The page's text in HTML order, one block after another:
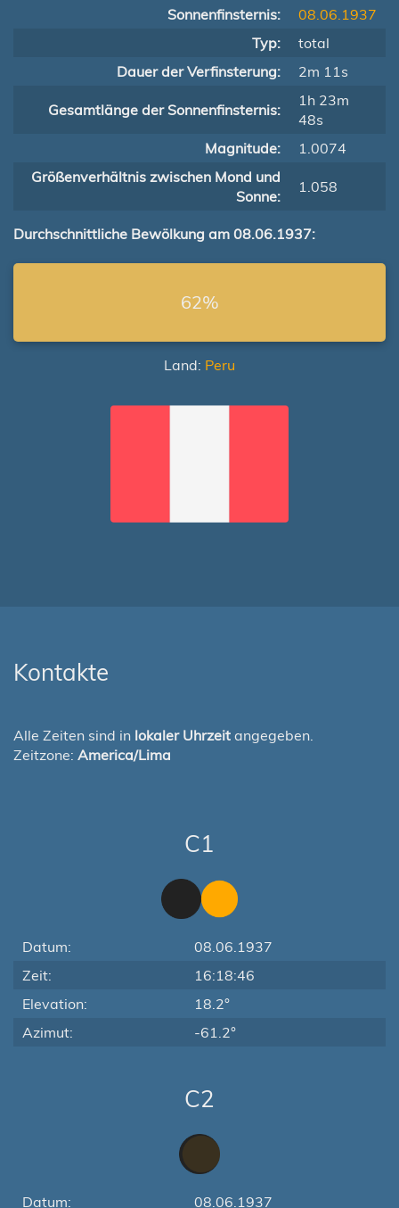
Sonnenfinsternis:
08.06.1937
Typ:
total
Dauer der Verfinsterung:
2m 11s
Gesamtlänge der Sonnenfinsternis:
1h 23m
48s
Magnitude:
1.0074
Größenverhältnis zwischen Mond und
Sonne:
1.058
Durchschnittliche Bewölkung am 08.06.1937:
62%
Land: Peru
Kontakte
Alle Zeiten sind in lokaler Uhrzeit angegeben.
Zeitzone: America/Lima
C1
Datum:
08.06.1937
Zeit:
16:18:46
Elevation:
18.2°
Azimut:
-61.2°
C2
Datum: 08.06.1937